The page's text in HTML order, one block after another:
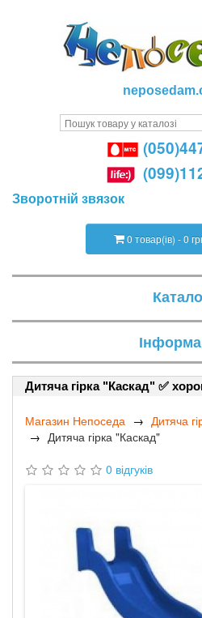
Зворотній звязок
0 товар(ів) - 0
Дитяча гірка "Каскад" ✅
Магазин Непоседа
Дитяча
Дитяча гірка "Каскад"
0 відгуків